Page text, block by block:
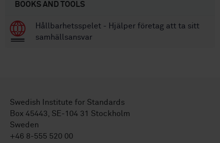
BOOKS AND TOOLS
Hållbarhetsspelet - Hjälper företag att ta sitt
samhällsansvar
Swedish Institute for Standards
Box 45443, SE-104 31 Stockholm
Sweden
+46 8-555 520 00